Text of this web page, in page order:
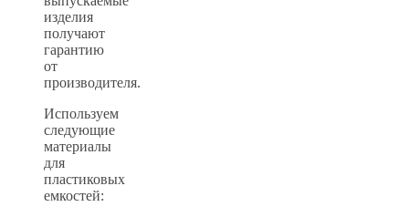
изделия
получают
гарантию
от
производителя.
Используем
следующие
материалы
для
пластиковых
емкостей: